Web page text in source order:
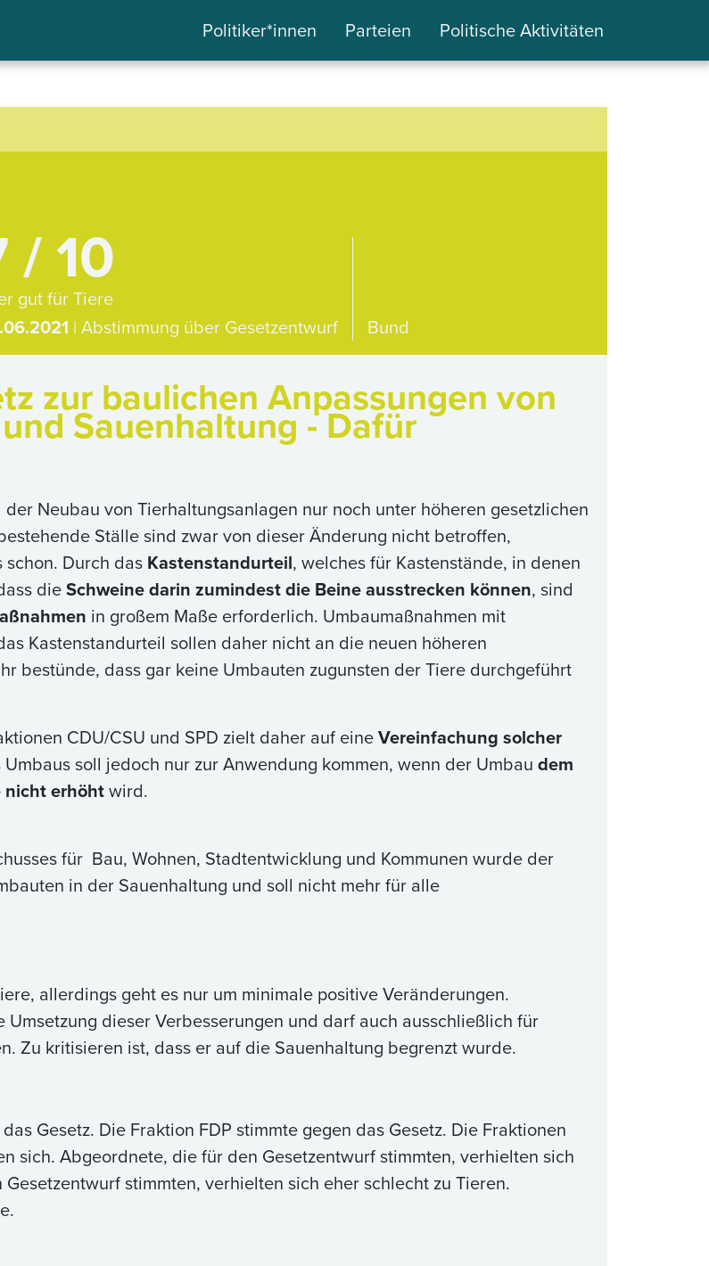
Politiker*innen Parteien Politische Aktivitäten
/ 10
gut für Tiere
| Abstimmung über Gesetzentwurf Bund
zur baulichen Anpassungen von
Sauenhaltung - Dafür
Neubau von Tierhaltungsanlagen nur noch unter höheren gesetzlichen
Ställe sind zwar von dieser Änderung nicht betroffen,
Durch dasKastenstandurteil, welches für Kastenstände, in denen
dieSchweine darin zumindest die Beine ausstrecken können, sind
in großem Maße erforderlich. Umbaumaßnahmen mit
Kastenstandurteil sollen daher nicht an die neuen höheren
bestünde, dass gar keine Umbauten zugunsten der Tiere durchgeführt
CDU/CSU und SPD zielt daher auf eineVereinfachung solcher
soll jedoch nur zur Anwendung kommen, wenn der Umbau dem
nicht erhöhtwird.
für Bau, Wohnen, Stadtentwicklung und Kommunen wurde der
in der Sauenhaltung und soll nicht mehr für alle
allerdings geht es nur um minimale positive Veränderungen.
dieser Verbesserungen und darf auch ausschließlich für
Zu kritisieren ist, dass er auf die Sauenhaltung begrenzt wurde.
Gesetz. Die Fraktion FDP stimmte gegen das Gesetz. Die Fraktionen
sich. Abgeordnete, die für den Gesetzentwurf stimmten, verhielten sich
stimmten, verhielten sich eher schlecht zu Tieren.